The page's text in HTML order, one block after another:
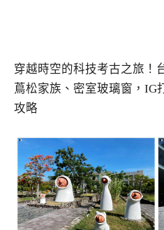
穿越時空的科技考古之旅！
蔦松家族、密室玻璃窗，IG
攻略